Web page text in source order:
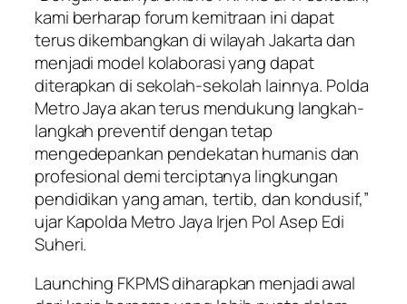
kami berharap forum kemitraan ini dapat
terus dikembangkan di wilayah Jakarta dan
menjadi model kolaborasi yang dapat
diterapkan di sekolah-sekolah lainnya. Polda
Metro Jaya akan terus mendukung langkah-
langkah preventif dengan tetap
mengedepankan pendekatan humanis dan
profesional demi terciptanya lingkungan
pendidikan yang aman, tertib, dan kondusif,”
ujar Kapolda Metro Jaya Irjen Pol Asep Edi
Suheri.
Launching FKPMS diharapkan menjadi awal